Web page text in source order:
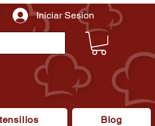
Blog
Iniciar Sesion